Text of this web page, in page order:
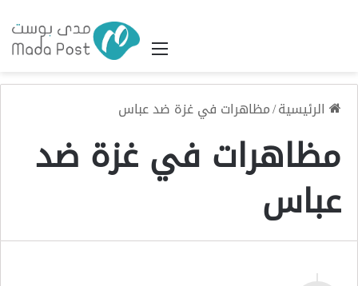
القائمة
الرئيسية/مظاهرات في غزة ضد عباس
مظاهرات في غزة ضد
عباس